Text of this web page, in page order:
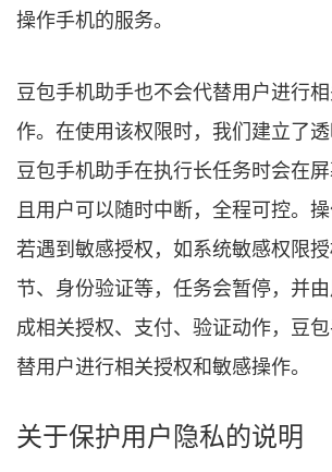
操作手机的服务。
豆包手机助手也不会代替用户进行
作。在使用该权限时，我们建立了透
豆包手机助手在执行长任务时会在屏
且用户可以随时中断，全程可控。
若遇到敏感授权，如系统敏感权限
节、身份验证等，任务会暂停，并
成相关授权、支付、验证动作，豆
替用户进行相关授权和敏感操作。
关于保护用户隐私的说明